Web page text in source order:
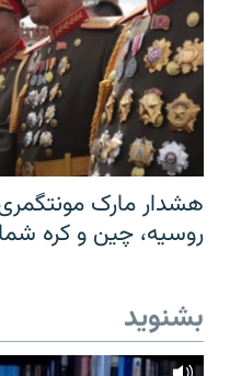
هشدار مارک
روسیه، چین و کره
بشنوید